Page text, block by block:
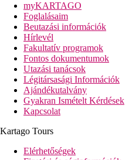
myKARTAGO
Foglalásaim
Beutazási információk
Hírlevél
Fakultatív programok
Fontos dokumentumok
Utazási tanácsok
Légitársasági Információk
Ajándékutalvány
Gyakran Ismételt Kérdések
Kapcsolat
Kartago Tours
Elérhetőségek